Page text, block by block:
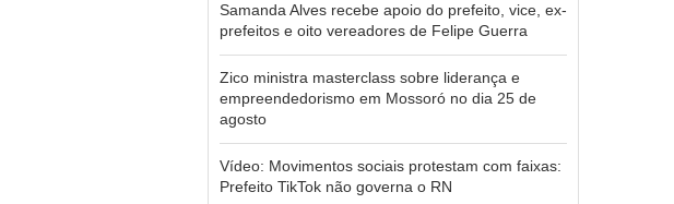
Samanda Alves recebe apoio do prefeito, vice, ex-
prefeitos e oito vereadores de Felipe Guerra
Zico ministra masterclass sobre liderança e
empreendedorismo em Mossoró no dia 25 de
agosto
Vídeo: Movimentos sociais protestam com faixas:
Prefeito TikTok não governa o RN